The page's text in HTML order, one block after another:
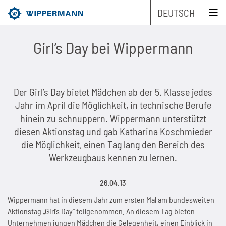
DEUTSCH
Übersicht
Industrieketten nach Typ
Übersicht
Rollenketten
Flyerketten
Industrieketten nach Marken
Übersicht
Biathlonketten KS
Wartungsfreie Ketten
Kundenspezifische Ketten
Engineering
Übersicht
Entwicklungsschwerpunkte
Produkt-Engineering
Schmierstoff-Engineering
Branchen
Übersicht
Maschinen- und Anlagenbau
Verpackungsindustrie
Service
Übersicht
CAD-Daten
Unternehmen
Die Unternehmensgruppe
Übersicht
Karriere
Girl’s Day bei Wippermann
Der Girl’s Day bietet Mädchen ab der 5. Klasse jedes
Jahr im April die Möglichkeit, in technische Berufe
hinein zu schnuppern. Wippermann unterstützt
diesen Aktionstag und gab Katharina Koschmieder
die Möglichkeit, einen Tag lang den Bereich des
Werkzeugbaus kennen zu lernen.
26.04.13
Wippermann hat in diesem Jahr zum ersten Mal am bundesweiten
Aktionstag „Girl’s Day“ teilgenommen. An diesem Tag bieten
Unternehmen jungen Mädchen die Gelegenheit, einen Einblick in